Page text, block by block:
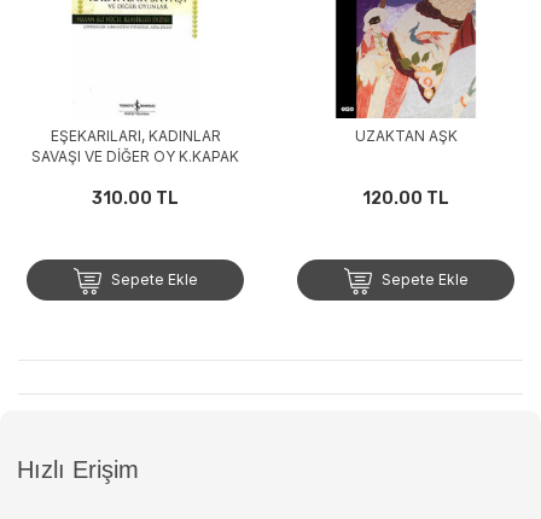
EŞEKARILARI, KADINLAR
SAVAŞI VE DİĞER OY K.KAPAK
310.00 TL
Sepete Ekle
UZAKTAN AŞK
120.00 TL
Sepete Ekle
Hızlı Erişim